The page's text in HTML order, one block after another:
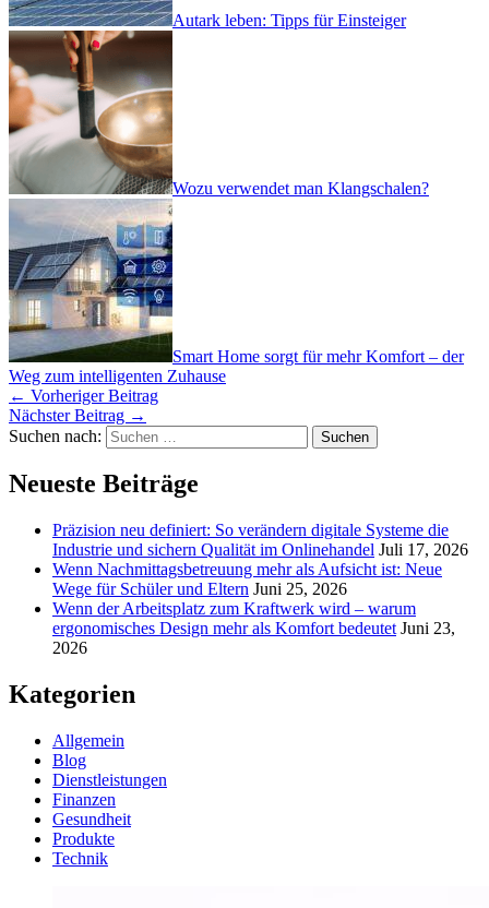
Autark leben: Tipps für Einsteiger
Wozu verwendet man Klangschalen?
Smart Home sorgt für mehr Komfort – der
Weg zum intelligenten Zuhause
← Vorheriger Beitrag
Nächster Beitrag →
Suchen nach:
Neueste Beiträge
Präzision neu definiert: So verändern digitale Systeme die
Industrie und sichern Qualität im Onlinehandel Juli 17, 2026
Wenn Nachmittagsbetreuung mehr als Aufsicht ist: Neue
Wege für Schüler und Eltern Juni 25, 2026
Wenn der Arbeitsplatz zum Kraftwerk wird – warum
ergonomisches Design mehr als Komfort bedeutet Juni 23,
2026
Kategorien
Allgemein
Blog
Dienstleistungen
Finanzen
Gesundheit
Produkte
Technik